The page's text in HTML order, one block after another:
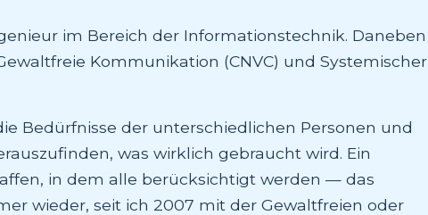
im Bereich der Informationstechnik. Daneben
Kommunikation (CNVC) und Systemischer
Bedürfnisse der unterschiedlichen Personen und
was wirklich gebraucht wird. Ein
in dem alle berücksichtigt werden — das
wieder, seit ich 2007 mit der Gewaltfreien oder